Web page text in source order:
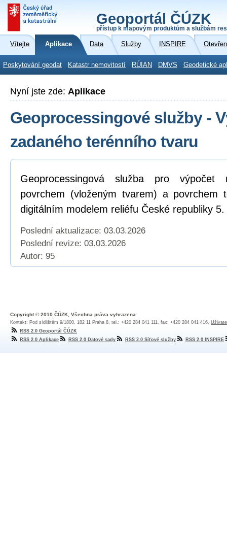
Geoportál ČÚZK
přístup k mapovým produktům a službám
Vítejte Aplikace Data Služby INSPIRE
Poskytování geodat Katastr nemovitostí RÚIAN DMVS Geodetické
Nyní jste zde: Aplikace
Geoprocessingové služby -
zadaného terénního tvaru
Geoprocessingová služba pro výpočet
povrchem (vloženým tvarem) a povrchem
digitálním modelem reliéfu České republiky
Poslední aktualizace: 03.03.2026
Poslední revize: 03.03.2026
Autor: 95
Copyright © 2010 ČÚZK, Všechna práva vyhrazena
Kontakt: Pod sídlištěm 9/1800, 182 11 Praha 8, tel.: +420 284 041 111, fax: +420 284 041 416,
RSS 2.0 Geoportál ČÚZK
RSS 2.0 Aplikace
RSS 2.0 Datové sady RSS 2.0 Síťové služby RSS 2.0 INSPIRE